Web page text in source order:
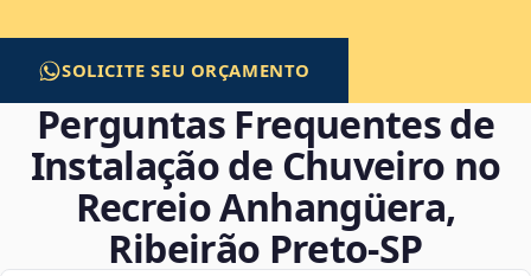
SOLICITE SEU ORÇAMENTO
Perguntas Frequentes de
Instalação de Chuveiro no
Recreio Anhangüera,
Ribeirão Preto‑SP